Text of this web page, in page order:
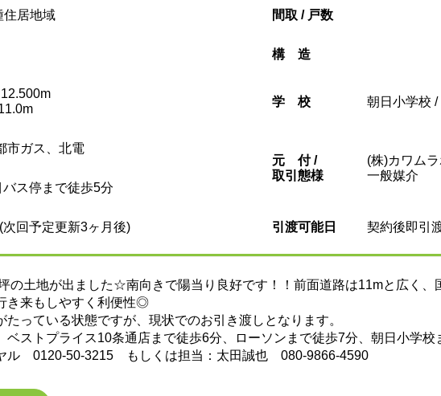
住居地域 間取 / 戸数
構造
学校 朝日小学校
市ガス、北電
元 付 /
取引態様
(株)カワム
一般媒介
ス停まで徒歩5分
(次回予定更新3ヶ月後) 引渡可能日 契約後即引
の土地が出ました☆南向きで陽当り良好です！！前面道路は11mと広く
き来もしやすく利便性◎
っている状態ですが、現状でのお引き渡しとなります。
ベストプライス10条通店まで徒歩6分、ローソンまで徒歩7分、朝日小学
ル 0120-50-3215 もしくは担当：太田誠也 080-9866-4590